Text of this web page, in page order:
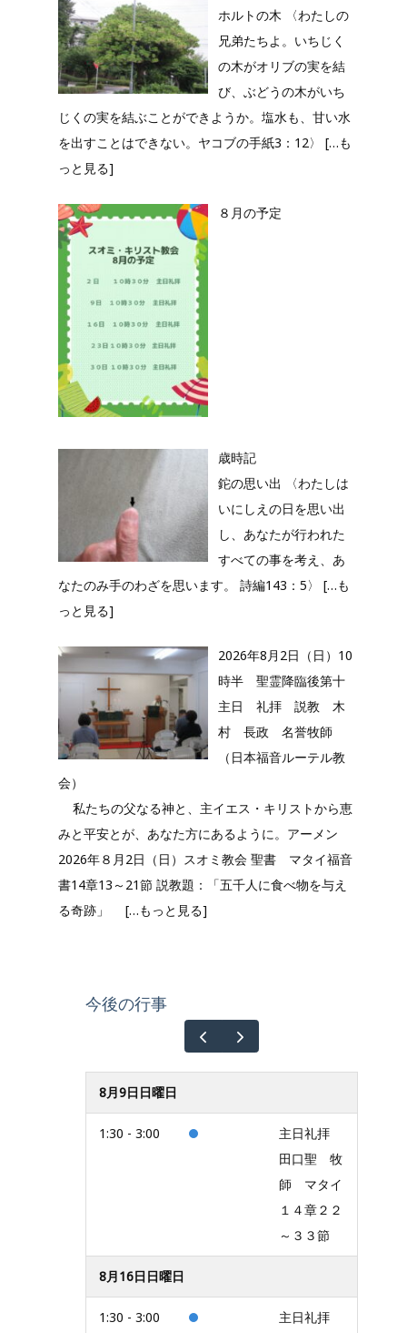
ホルトの木 〈わたしの
兄弟たちよ。いちじく
の木がオリブの実を結
び、ぶどうの木がいち
じくの実を結ぶことができようか。塩水も、甘い水
を出すことはできない。ヤコブの手紙3：12〉 […も
っと見る]
８月の予定
歳時記
鉈の思い出 〈わたしは
いにしえの日を思い出
し、あなたが行われた
すべての事を考え、あ
なたのみ手のわざを思います。 詩編143：5〉 […も
っと見る]
2026年8月2日（日）10
時半 聖霊降臨後第十
主日 礼拝 説教 木
村 長政 名誉牧師
（日本福音ルーテル教
会）
私たちの父なる神と、主イエス・キリストから恵
みと平安とが、あなた方にあるように。アーメン
2026年８月2日（日）スオミ教会 聖書 マタイ福音
書14章13～21節 説教題：「五千人に食べ物を与え
る奇跡」 […もっと見る]
今後の行事
8月9日日曜日
1:30 - 3:00
主日礼拝
田口聖 牧
師 マタイ
１４章２２
～３３節
8月16日日曜日
1:30 - 3:00
主日礼拝